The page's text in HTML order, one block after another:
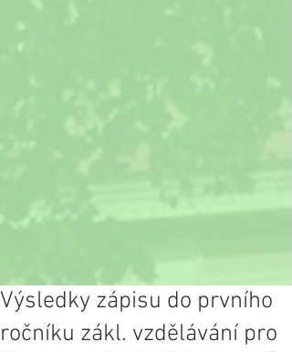
Výsledky zápisu do prvního
ročníku zákl. vzdělávání pro